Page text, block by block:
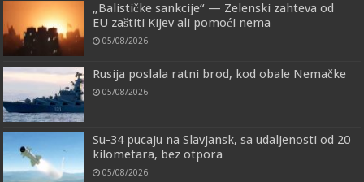
„Balističke sankcije“ — Zelenski zahteva od
EU zaštiti Kijev ali pomoći nema
05/08/2026
Rusija poslala ratni brod, kod obale Nemačke
05/08/2026
Su-34 pucaju na Slavjansk, sa udaljenosti od 20
kilometara, bez otpora
05/08/2026